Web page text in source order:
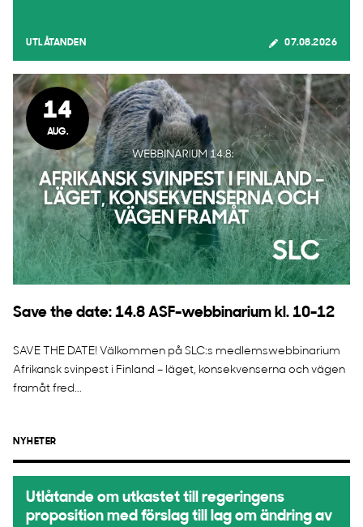
UTLÅTANDEN 07.08.2026
14
AUG.
Save the date: 14.8 ASF-webbinarium kl. 10-12
SAVE THE DATE! Välkommen på SLC:s medlemswebbinarium
Afrikansk svinpest i Finland – läget, konsekvenserna och vägen
framåt fred...
NYHETER
Utlåtande om utkastet till regeringens
proposition med förslag till lag om ändring av